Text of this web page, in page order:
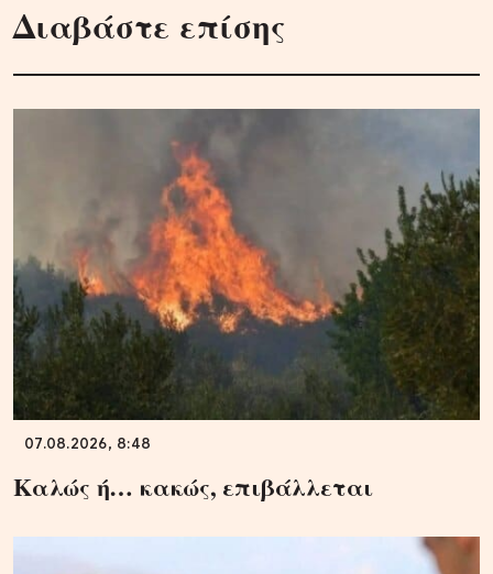
Διαβάστε επίσης
07.08.2026, 8:48
Καλώς ή… κακώς, επιβάλλεται